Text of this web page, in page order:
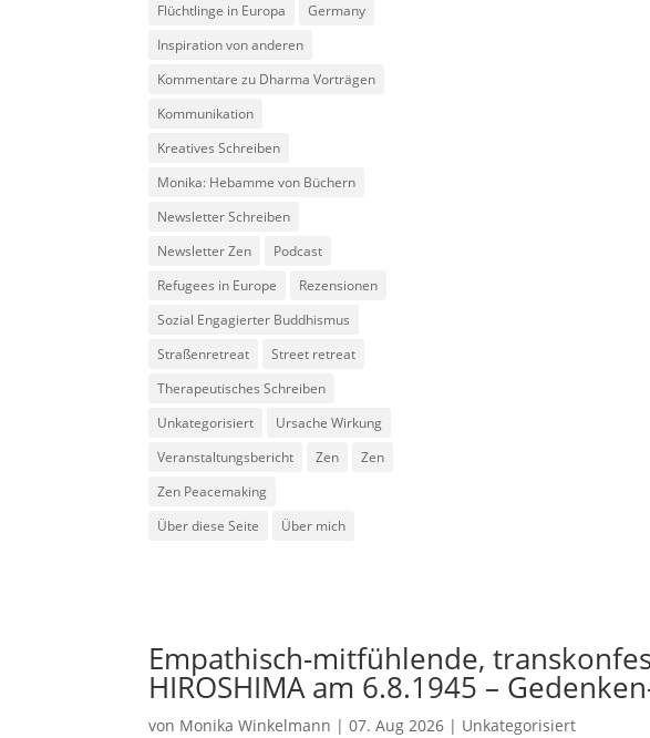
Flüchtlinge in Europa
Germany
Inspiration von anderen
Kommentare zu Dharma Vorträgen
Kommunikation
Kreatives Schreiben
Monika: Hebamme von Büchern
Newsletter Schreiben
Newsletter Zen
Podcast
Refugees in Europe
Rezensionen
Sozial Engagierter Buddhismus
Straßenretreat
Street retreat
Therapeutisches Schreiben
Unkategorisiert
Ursache Wirkung
Veranstaltungsbericht
Zen
Zen
Zen Peacemaking
Über diese Seite
Über mich
Empathisch-mitfühlende,
HIROSHIMA am 6.8.1945 –
von Monika Winkelmann |07. Aug 2026 | Unkategorisiert